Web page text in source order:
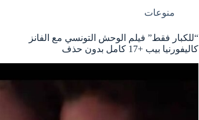
منوعات
“للكبار فقط” فيلم الوحش التونسي مع الفانز
كاليفورنيا بيب +17 كامل بدون حذف